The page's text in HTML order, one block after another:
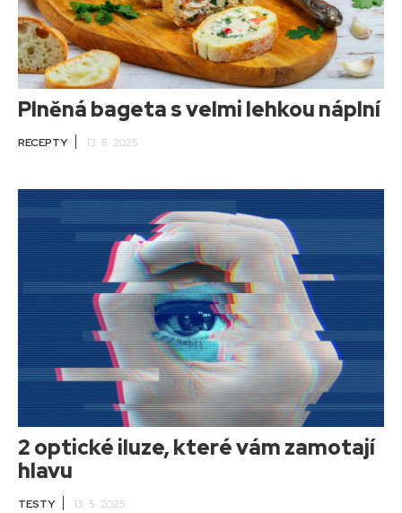
Plněná bageta s velmi lehkou náplní
RECEPTY 13. 5. 2025
2 optické iluze, které vám zamotají
hlavu
TESTY 13. 5. 2025